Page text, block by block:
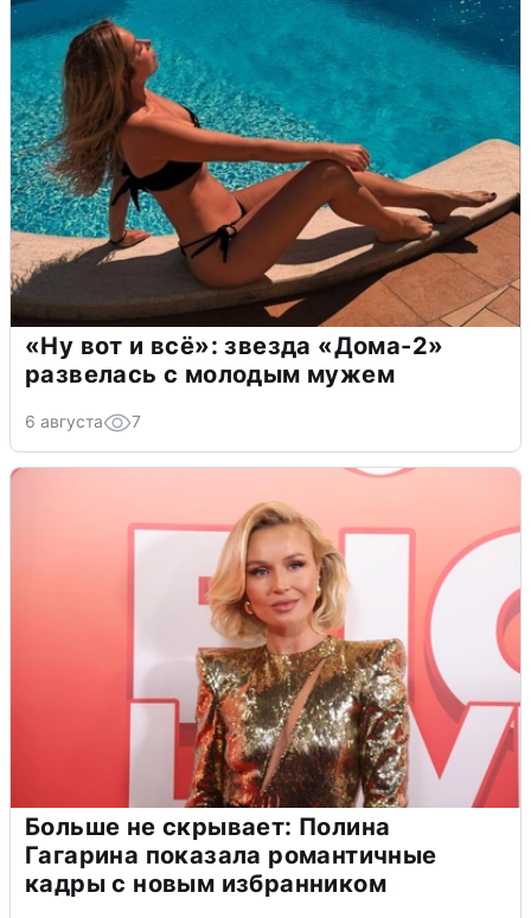
«Ну вот и всё»: звезда «Дома-2»
развелась с молодым мужем
6 августа 7
Больше не скрывает: Полина
Гагарина показала романтичные
кадры с новым избранником